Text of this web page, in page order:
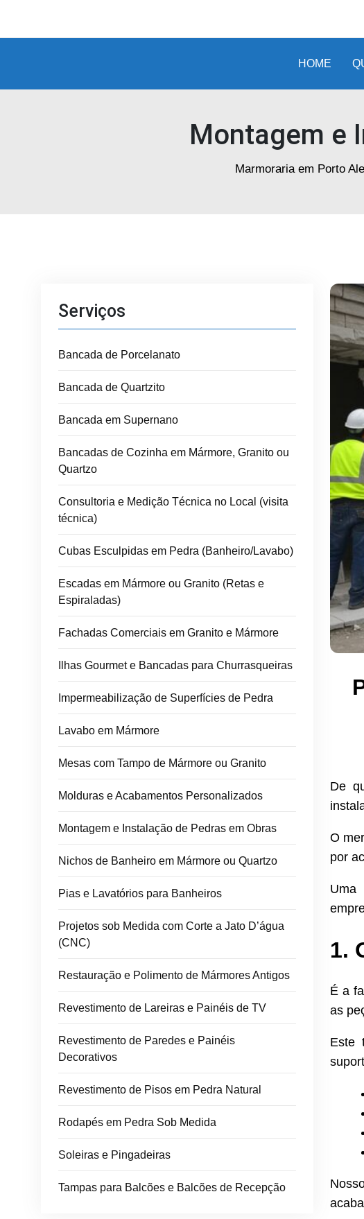
em
HOME
Montagem e
Marmoraria em Porto
Serviços
Bancada de Porcelanato
Bancada de Quartzito
Bancada em Supernano
Bancadas de Cozinha em Mármore, Granito ou
Quartzo
Consultoria e Medição Técnica no Local (visita
técnica)
Cubas Esculpidas em Pedra (Banheiro/Lavabo)
Escadas em Mármore ou Granito (Retas e
Espiraladas)
Fachadas Comerciais em Granito e Mármore
Ilhas Gourmet e Bancadas para Churrasqueiras
Impermeabilização de Superfícies de Pedra
Lavabo em Mármore
Mesas com Tampo de Mármore ou Granito
Molduras e Acabamentos Personalizados
Montagem e Instalação de Pedras em Obras
Nichos de Banheiro em Mármore ou Quartzo
Pias e Lavatórios para Banheiros
Projetos sob Medida com Corte a Jato D’água
(CNC)
Restauração e Polimento de Mármores Antigos
Revestimento de Lareiras e Painéis de TV
Revestimento de Paredes e Painéis
Decorativos
Revestimento de Pisos em Pedra Natural
Rodapés em Pedra Sob Medida
Soleiras e Pingadeiras
Tampas para Balcões e Balcões de Recepção
De
O
por
Uma
1.
É a
as
Este